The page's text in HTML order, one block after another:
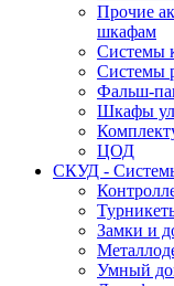
Прочие
шкафам
Системы
Системы
Фальш-
Шкафы
ЦОД
СКУД -
Замки и
Умный